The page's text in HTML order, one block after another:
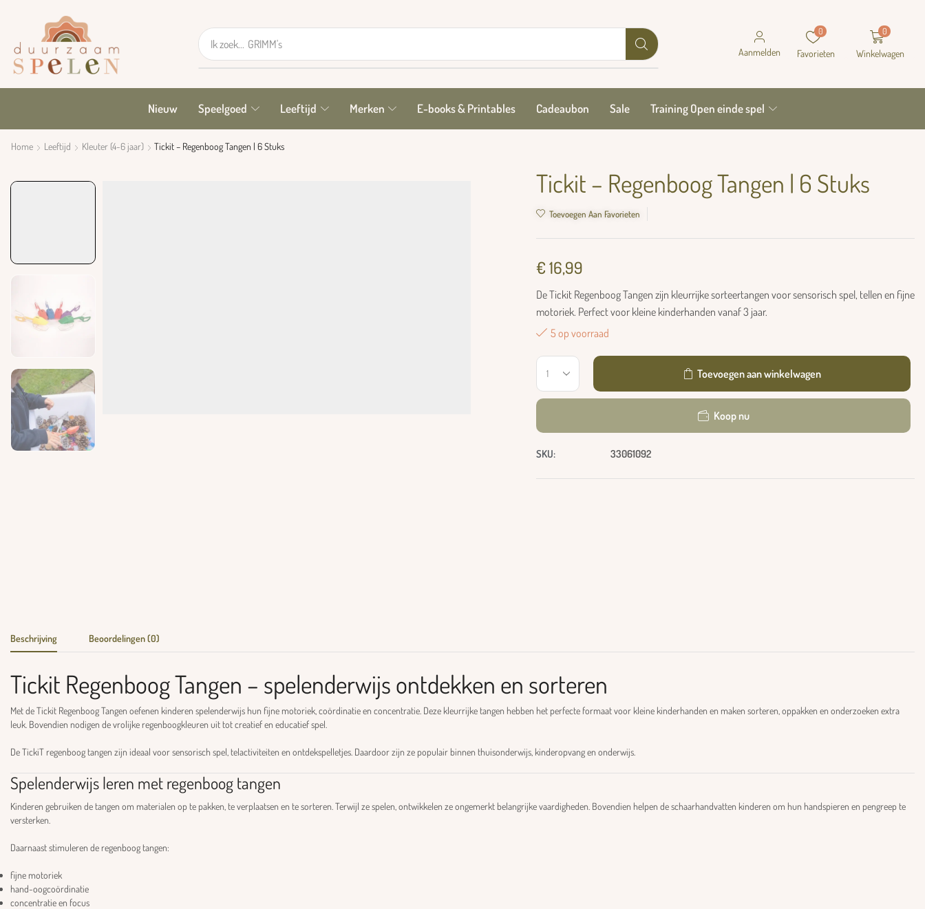
Ik zoek... GRIMM's
Aanmelden
0
Favorieten
0
Winkelwagen
Nieuw Speelgoed Leeftijd Merken E-books & Printables Cadeaubon Sale Training Open einde spel
Home Leeftijd Kleuter (4-6 jaar) Tickit – Regenboog Tangen | 6 Stuks
Tickit – Regenboog Tangen | 6 Stuks
Toevoegen Aan Favorieten
€ 16,99
De Tickit Regenboog Tangen zijn kleurrijke sorteertangen voor sensorisch spel, tellen en fijne
motoriek. Perfect voor kleine kinderhanden vanaf 3 jaar.
5 op voorraad
Toevoegen aan winkelwagen
Koop nu
SKU: 33061092
Beschrijving Beoordelingen (0)
Tickit Regenboog Tangen – spelenderwijs ontdekken en sorteren
Met de Tickit Regenboog Tangen oefenen kinderen spelenderwijs hun fijne motoriek, coördinatie en concentratie. Deze kleurrijke tangen hebben het perfecte formaat voor kleine kinderhanden en maken sorteren, oppakken en onderzoeken extra
leuk. Bovendien nodigen de vrolijke regenboogkleuren uit tot creatief en educatief spel.
DeTickiT regenboog tangen zijn ideaal voor sensorisch spel, telactiviteiten en ontdekspelletjes. Daardoor zijn ze populair binnen thuisonderwijs, kinderopvang en onderwijs.
Spelenderwijs leren met regenboog tangen
Kinderen gebruiken de tangen om materialen op te pakken, te verplaatsen en te sorteren. Terwijl ze spelen, ontwikkelen ze ongemerkt belangrijke vaardigheden. Bovendien helpen de schaarhandvatten kinderen om hun handspieren en pengreep te
versterken.
Daarnaast stimuleren de regenboog tangen:
fijne motoriek
hand-oogcoördinatie
concentratie en focus